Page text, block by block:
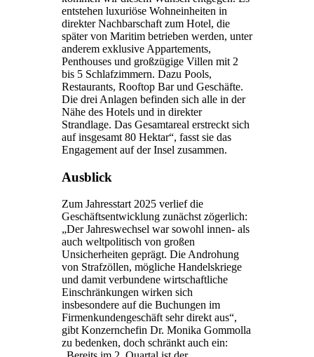
entstehen luxuriöse Wohneinheiten in
direkter Nachbarschaft zum Hotel, die
später von Maritim betrieben werden, unter
anderem exklusive Appartements,
Penthouses und großzügige Villen mit 2
bis 5 Schlafzimmern. Dazu Pools,
Restaurants, Rooftop Bar und Geschäfte.
Die drei Anlagen befinden sich alle in der
Nähe des Hotels und in direkter
Strandlage. Das Gesamtareal erstreckt sich
auf insgesamt 80 Hektar“, fasst sie das
Engagement auf der Insel zusammen.
Ausblick
Zum Jahresstart 2025 verlief die
Geschäftsentwicklung zunächst zögerlich:
„Der Jahreswechsel war sowohl innen- als
auch weltpolitisch von großen
Unsicherheiten geprägt. Die Androhung
von Strafzöllen, mögliche Handelskriege
und damit verbundene wirtschaftliche
Einschränkungen wirken sich
insbesondere auf die Buchungen im
Firmenkundengeschäft sehr direkt aus“,
gibt Konzernchefin Dr. Monika Gommolla
zu bedenken, doch schränkt auch ein: